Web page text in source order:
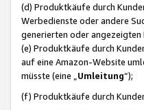
(d) Produktkäufe durch
Werbedienste oder andere
generierten oder
(e) Produktkäufe durch
auf eine Amazon-Website
müsste (eine „ Umleitung“);
(f) Produktkäufe durch